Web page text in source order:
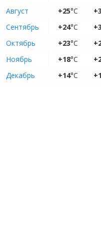
Август
+25°C
Сентябрь
+24°C
Октябрь
+23°C
Ноябрь
+18°C
Декабрь
+14°C